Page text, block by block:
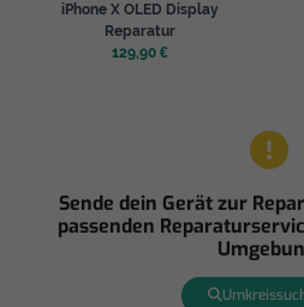
Reparieren lassen
iPhone X OLED Display
Reparatur
129,90 €
Sende dein Gerät zur
passenden